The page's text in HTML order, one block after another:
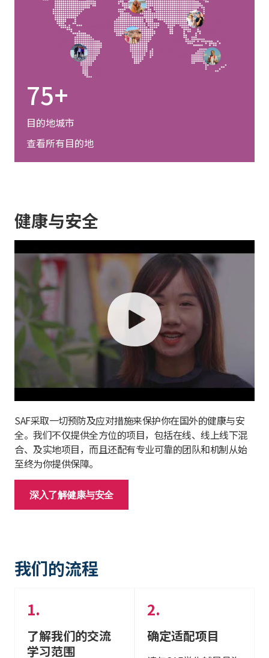
75+
目的地城市
查看所有目的地
健康与安全
play
SAF采取一切预防及应对措施来保护你在国外的健康与安
全。我们不仅提供全方位的项目，包括在线、线上线下混
合、及实地项目，而且还配有专业可靠的团队和机制从始
至终为你提供保障。
深入了解健康与安全
我们的流程
了解我们的交流
学习范围
确定适配项目